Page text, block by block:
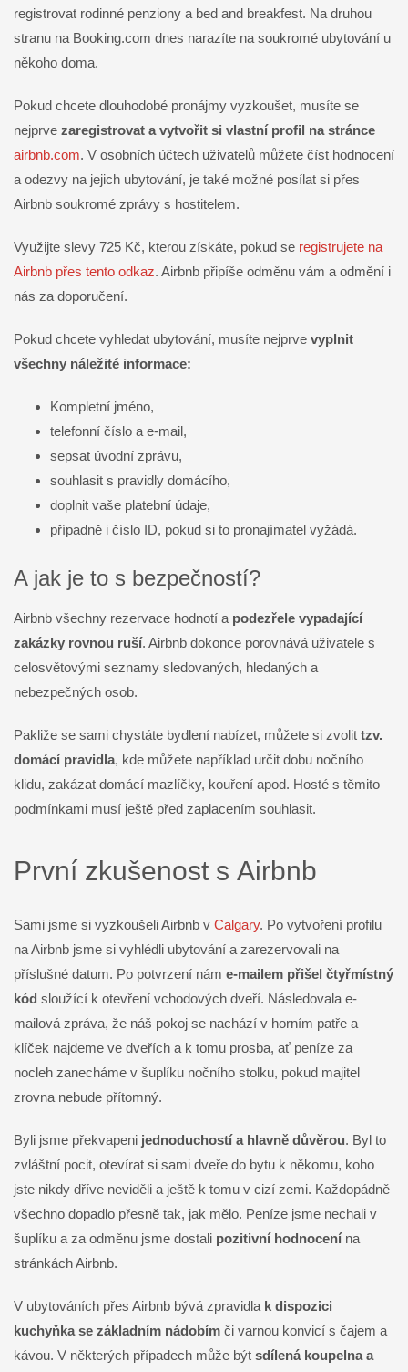
registrovat rodinné penziony a bed and breakfest. Na druhou
stranu na Booking.com dnes narazíte na soukromé ubytování u
někoho doma.
Pokud chcete dlouhodobé pronájmy vyzkoušet, musíte se
nejprve zaregistrovat a vytvořit si vlastní profil na stránce
airbnb.com. V osobních účtech uživatelů můžete číst hodnocení
a odezvy na jejich ubytování, je také možné posílat si přes
Airbnb soukromé zprávy s hostitelem.
Využijte slevy 725 Kč, kterou získáte, pokud se registrujete na
Airbnb přes tento odkaz. Airbnb připíše odměnu vám a odmění i
nás za doporučení.
Pokud chcete vyhledat ubytování, musíte nejprve vyplnit
všechny náležité informace:
Kompletní jméno,
telefonní číslo a e-mail,
sepsat úvodní zprávu,
souhlasit s pravidly domácího,
doplnit vaše platební údaje,
případně i číslo ID, pokud si to pronajímatel vyžádá.
A jak je to s bezpečností?
Airbnb všechny rezervace hodnotí a podezřele vypadající
zakázky rovnou ruší. Airbnb dokonce porovnává uživatele s
celosvětovými seznamy sledovaných, hledaných a
nebezpečných osob.
Pakliže se sami chystáte bydlení nabízet, můžete si zvolit tzv.
domácí pravidla, kde můžete například určit dobu nočního
klidu, zakázat domácí mazlíčky, kouření apod. Hosté s těmito
podmínkami musí ještě před zaplacením souhlasit.
První zkušenost s Airbnb
Sami jsme si vyzkoušeli Airbnb v Calgary. Po vytvoření profilu
na Airbnb jsme si vyhlédli ubytování a zarezervovali na
příslušné datum. Po potvrzení nám e-mailem přišel čtyřmístný
kód sloužící k otevření vchodových dveří. Následovala e-
mailová zpráva, že náš pokoj se nachází v horním patře a
klíček najdeme ve dveřích a k tomu prosba, ať peníze za
nocleh zanecháme v šuplíku nočního stolku, pokud majitel
zrovna nebude přítomný.
Byli jsme překvapeni jednoduchostí a hlavně důvěrou. Byl to
zvláštní pocit, otevírat si sami dveře do bytu k někomu, koho
jste nikdy dříve neviděli a ještě k tomu v cizí zemi. Každopádně
všechno dopadlo přesně tak, jak mělo. Peníze jsme nechali v
šuplíku a za odměnu jsme dostali pozitivní hodnocenína
stránkách Airbnb.
V ubytováních přes Airbnb bývá zpravidla k dispozici
kuchyňka se základním nádobím či varnou konvicí s čajem a
kávou. V některých případech může být sdílená koupelna a